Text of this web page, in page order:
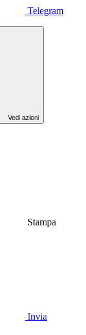
Telegram
Vedi azioni
Stampa
Invia